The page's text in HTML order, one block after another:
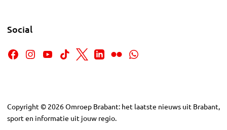
Social
Copyright © 2026Omroep Brabant: het laatste nieuws uit Brabant,
sport en informatie uit jouw regio.